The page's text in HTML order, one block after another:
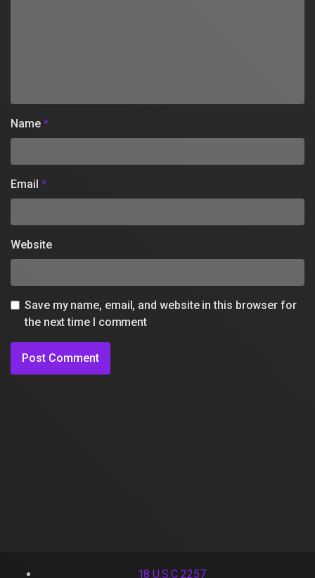
Name *
Email *
Website
Save my name, email, and website in this browser for
the next time I comment
18 U.S.C 2257